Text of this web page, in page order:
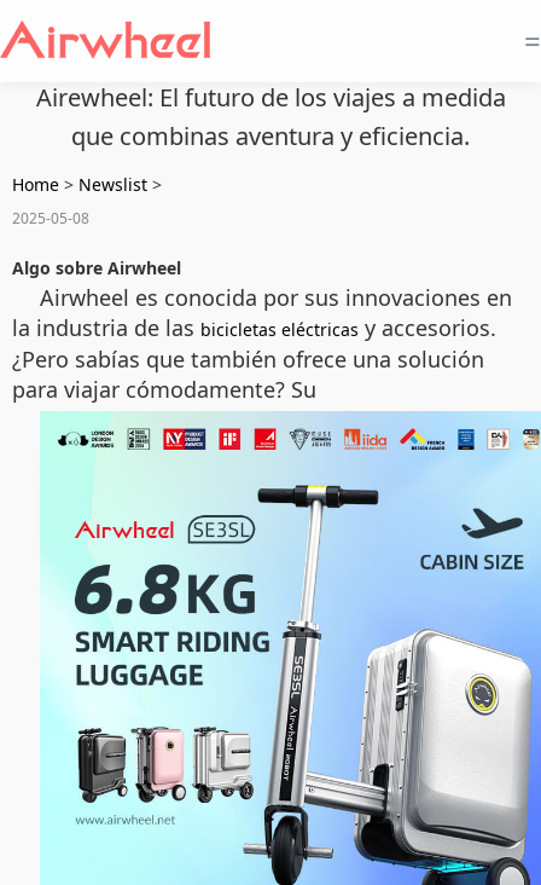
=
Airewheel: El futuro de los viajes a medida
que combinas aventura y eficiencia.
Home > Newslist >
2025-05-08
Algo sobre Airwheel
Airwheel es conocida por sus innovaciones en
la industria de las bicicletas eléctricas y accesorios.
¿Pero sabías que también ofrece una solución
para viajar cómodamente? Su